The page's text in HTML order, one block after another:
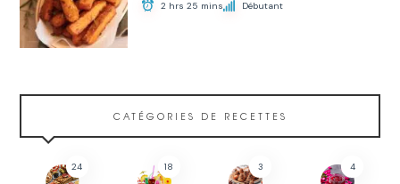
2 hrs 25 mins Débutant
CATÉGORIES DE RECETTES
24 18 3 4